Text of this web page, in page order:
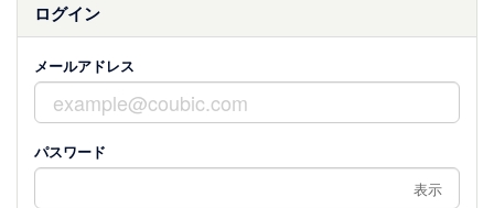
ログイン
メールアドレス
パスワード
表示